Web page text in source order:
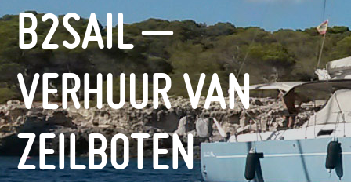
B2SAIL –
VERHUUR VAN
ZEILBOTEN